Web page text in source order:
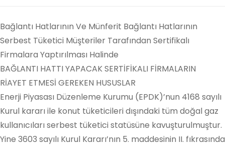
Bağlantı Hatlarının Ve Münferit Bağlantı Hatlarının
Serbest Tüketici Müşteriler Tarafından Sertifikalı
Firmalara Yaptırılması Halinde
BAĞLANTI HATTI YAPACAK SERTİFİKALI FİRMALARIN
RİAYET ETMESİ GEREKEN HUSUSLAR
Enerji Piyasası Düzenleme Kurumu (EPDK)’nun 4168 sayılı
Kurul kararı ile konut tüketicileri dışındaki tüm doğal gaz
kullanıcıları serbest tüketici statüsüne kavuşturulmuştur.
Yine 3603 sayılı Kurul Kararı’nın 5. maddesinin II. fıkrasında